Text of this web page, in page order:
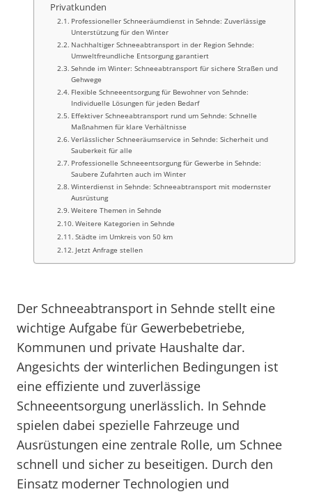
Privatkunden
Professioneller Schneeräumdienst in Sehnde: Zuverlässige
Unterstützung für den Winter
Nachhaltiger Schneeabtransport in der Region Sehnde:
Umweltfreundliche Entsorgung garantiert
Sehnde im Winter: Schneeabtransport für sichere Straßen und
Gehwege
Flexible Schneeentsorgung für Bewohner von Sehnde:
Individuelle Lösungen für jeden Bedarf
Effektiver Schneeabtransport rund um Sehnde: Schnelle
Maßnahmen für klare Verhältnisse
Verlässlicher Schneeräumservice in Sehnde: Sicherheit und
Sauberkeit für alle
Professionelle Schneeentsorgung für Gewerbe in Sehnde:
Saubere Zufahrten auch im Winter
Winterdienst in Sehnde: Schneeabtransport mit modernster
Ausrüstung
Weitere Themen in Sehnde
Weitere Kategorien in Sehnde
Städte im Umkreis von 50 km
Jetzt Anfrage stellen
Der Schneeabtransport in Sehnde stellt eine
wichtige Aufgabe für Gewerbebetriebe,
Kommunen und private Haushalte dar.
Angesichts der winterlichen Bedingungen ist
eine effiziente und zuverlässige
Schneeentsorgung unerlässlich. In Sehnde
spielen dabei spezielle Fahrzeuge und
Ausrüstungen eine zentrale Rolle, um Schnee
schnell und sicher zu beseitigen. Durch den
Einsatz moderner Technologien und